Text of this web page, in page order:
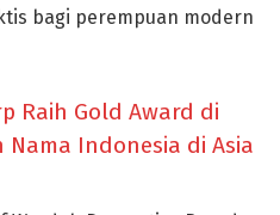
bagi perempuan modern
Raih Gold Award di
Nama Indonesia di Asia